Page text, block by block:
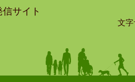
サイト
文